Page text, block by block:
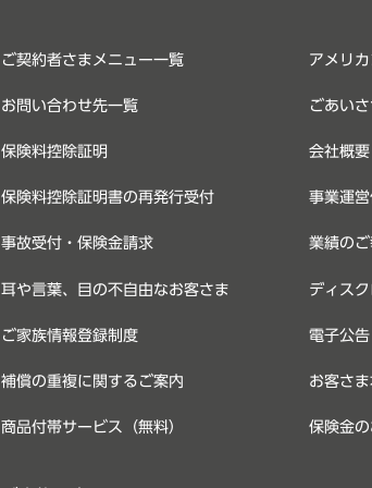
ご契約者さまメニュー一覧
お問い合わせ先一覧
保険料控除証明
保険料控除証明書の再発行受付
事故受付・保険金請求
耳や言葉、目の不自由なお客さま
ご家族情報登録制度
補償の重複に関するご案内
商品付帯サービス（無料）
アメリ
ごあいさ
会社概
事業運営
業績の
ディス
電子公告
お客さ
保険金